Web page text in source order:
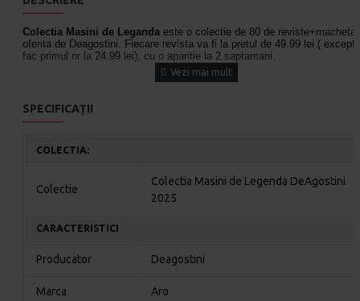
Colectia Masini de Leganda este o colectie de 80 de reviste+macheta
oferita de Deagostini. Fiecare revista va fi la pretul de 49.99 lei (
fac primul nr la 24.99 lei), cu o aparitie la 2 saptamani.
Macheta metalica produsa la scara 1:43 pentru Deagostini: Colectia
Numarul 2 contine o macheta auto Aro 244
Macheta sealed Nu deschide nimic
Dimensiuni: 10 cm lungime.
colectionarilor.
SPECIFICAȚII
COLECTIA:
Colectie
Colectia Masini de Legenda DeAgostini
2025
CARACTERISTICI
Producator Deagostini
Marca Aro